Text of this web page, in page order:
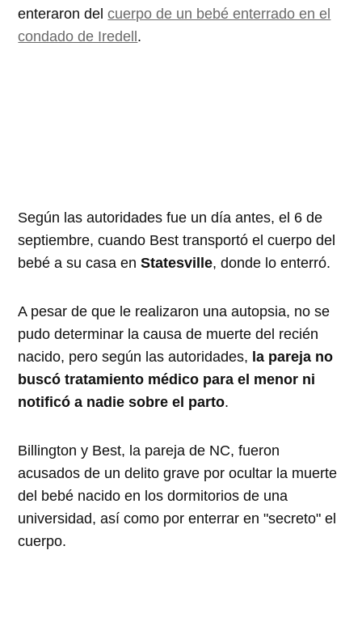
enteraron delcuerpo de un bebé enterrado en el
condado de Iredell.
Según las autoridades fue un día antes, el 6 de
septiembre, cuando Best transportó el cuerpo del
bebé a su casa enStatesville, donde lo enterró.
A pesar de que le realizaron una autopsia, no se
pudo determinar la causa de muerte del recién
nacido, pero según las autoridades, la pareja no
buscó tratamiento médico para el menor ni
notificó a nadie sobre el parto.
Billington y Best, la pareja de NC, fueron
acusados de un delito grave por ocultar la muerte
del bebé nacido en los dormitorios de una
universidad, así como por enterrar en "secreto" el
cuerpo.